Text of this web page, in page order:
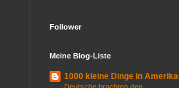
Follower
Meine Blog-Liste
1000 kleine Dinge in Amerika